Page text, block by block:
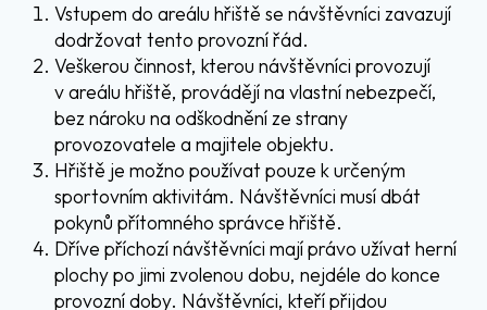
Vstupem do areálu hřiště se návštěvníci zavazují
dodržovat tento provozní řád.
Veškerou činnost, kterou návštěvníci provozují
v areálu hřiště, provádějí na vlastní nebezpečí,
bez nároku na odškodnění ze strany
provozovatele a majitele objektu.
Hřiště je možno používat pouze k určeným
sportovním aktivitám. Návštěvníci musí dbát
pokynů přítomného správce hřiště.
Dříve příchozí návštěvníci mají právo užívat herní
plochy po jimi zvolenou dobu, nejdéle do konce
provozní doby. Návštěvníci, kteří přijdou